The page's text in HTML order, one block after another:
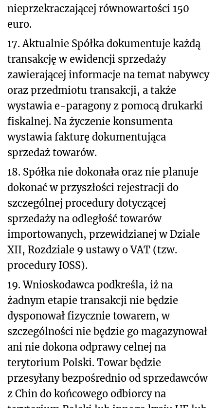
nieprzekraczającej równowartości 150
euro.
17. Aktualnie Spółka dokumentuje każdą
transakcję w ewidencji sprzedaży
zawierającej informacje na temat nabywcy
oraz przedmiotu transakcji, a także
wystawia e-paragony z pomocą drukarki
fiskalnej. Na życzenie konsumenta
wystawia fakturę dokumentująca
sprzedaż towarów.
18. Spółka nie dokonała oraz nie planuje
dokonać w przyszłości rejestracji do
szczególnej procedury dotyczącej
sprzedaży na odległość towarów
importowanych, przewidzianej w Dziale
XII, Rozdziale 9 ustawy o VAT (tzw.
procedury IOSS).
19. Wnioskodawca podkreśla, iż na
żadnym etapie transakcji nie będzie
dysponował fizycznie towarem, w
szczególności nie będzie go magazynował
ani nie dokona odprawy celnej na
terytorium Polski. Towar będzie
przesyłany bezpośrednio od sprzedawców
z Chin do końcowego odbiorcy na